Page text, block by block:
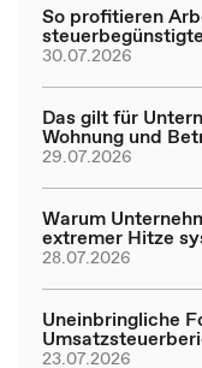
So profitieren
30.07.2026
Das gilt für
Wohnung und
29.07.2026
Warum
extremer Hitze
28.07.2026
Uneinbringliche
23.07.2026